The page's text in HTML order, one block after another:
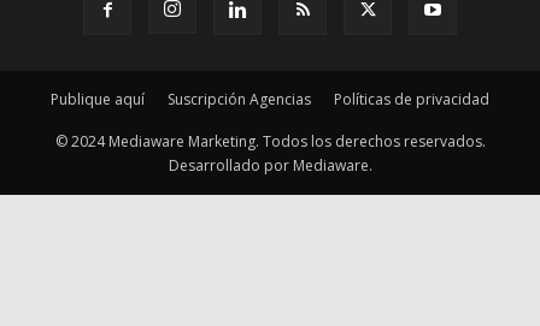
Publique aquí Suscripción Agencias Políticas de privacidad
© 2024 Mediaware Marketing. Todos los derechos reservados.
Desarrollado por Mediaware.